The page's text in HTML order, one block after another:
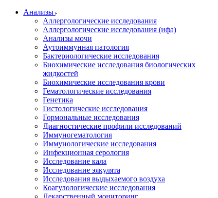
Анализы
Аллергологические исследования
Аллергологические исследования (ифа)
Анализы мочи
Аутоиммунная патология
Бактериологические исследования
Биохимические исследования биологических
жидкостей
Биохимические исследования крови
Гематологические исследования
Генетика
Гистологические исследования
Гормональные исследования
Диагностические профили исследований
Иммуногематология
Иммунологические исследования
Инфекционная серология
Исследование кала
Исследование эякулята
Исследования выдыхаемого воздуха
Коагулологические исследования
Лекарственный мониторинг